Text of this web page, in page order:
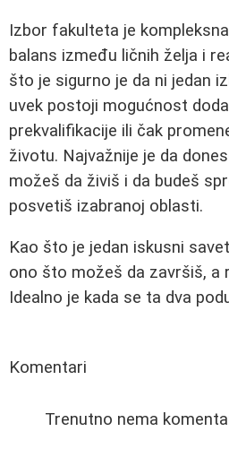
Izbor fakulteta je
balans između ličnih želja i
što je sigurno je da ni jedan
uvek postoji mogućnost
prekvalifikacije ili čak
životu. Najvažnije je da
možeš da živiš i da budeš
posvetiš izabranoj oblasti.
Kao što je jedan iskusni
ono što možeš da završiš, a
Idealno je kada se ta dva
Komentari
Trenutno nema